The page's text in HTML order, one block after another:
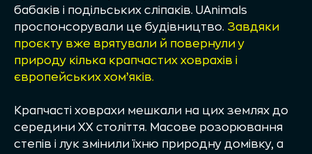
бабаків і подільських сліпаків. UAnimals
проспонсорували це будівництво. Завдяки
проєкту вже врятували й повернули у
природу кілька крапчастих ховрахів і
європейських хом’яків.
Крапчасті ховрахи мешкали на цих землях до
середини ХХ століття. Масове розорювання
степів і лук змінили їхню природну домівку, а